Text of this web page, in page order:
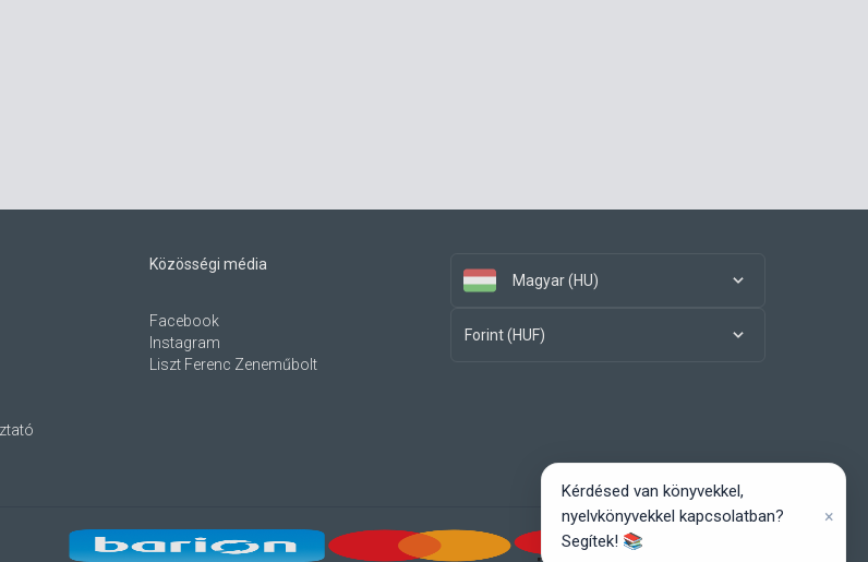
Közösségi média
Facebook
Instagram
Liszt Ferenc Zeneműbolt
Magyar (HU)
Forint (HUF)
Kérdésed van könyvekkel,
nyelvkönyvekkel kapcsolatban?
Segítek! 📚
×